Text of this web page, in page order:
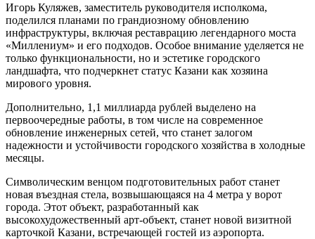
Игорь Куляжев, заместитель руководителя исполкома,
поделился планами по грандиозному обновлению
инфраструктуры, включая реставрацию легендарного моста
«Миллениум» и его подходов. Особое внимание уделяется не
только функциональности, но и эстетике городского
ландшафта, что подчеркнет статус Казани как хозяина
мирового уровня.
Дополнительно, 1,1 миллиарда рублей выделено на
первоочередные работы, в том числе на современное
обновление инженерных сетей, что станет залогом
надежности и устойчивости городского хозяйства в холодные
месяцы.
Символическим венцом подготовительных работ станет
новая въездная стела, возвышающаяся на 4 метра у ворот
города. Этот объект, разработанный как
высокохудожественный арт-объект, станет новой визитной
карточкой Казани, встречающей гостей из аэропорта.